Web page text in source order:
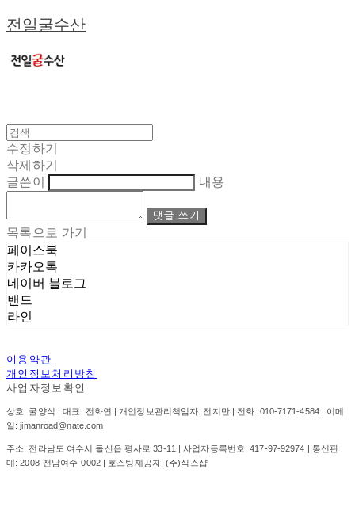
전일굴수산
수정하기
삭제하기
글쓴이
내용
댓글 쓰기
목록으로 가기
페이스북
카카오톡
네이버 블로그
밴드
라인
이용약관
개인정보처리방침
사업자정보확인
상호: 굴양식 | 대표: 전화연 | 개인정보관리책임자: 전지만 | 전화: 010-7171-4584 | 이메
일: jimanroad@nate.com
주소: 전라남도 여수시 돌산읍 평사로 33-11 | 사업자등록번호:417-97-92974 | 통신판
매:2008-전남여수-0002| 호스팅제공자: (주)식스샵